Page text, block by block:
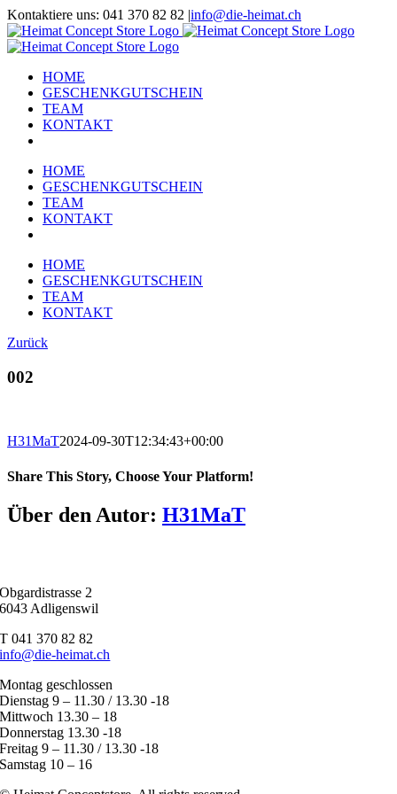
Zum
Inhalt
springen
Kontaktiere uns: 041 370 82 82 |info@die-heimat.ch
Facebook
Instagram
HOME
GESCHENKGUTSCHEIN
TEAM
KONTAKT
HOME
GESCHENKGUTSCHEIN
TEAM
KONTAKT
HOME
GESCHENKGUTSCHEIN
TEAM
KONTAKT
Zurück
002
H31MaT2024-09-30T12:34:43+00:00
Share This Story, Choose Your Platform!
Facebook
X
Reddit
LinkedIn
Tumblr
Pinterest
Vk
E-
Mail
Über den Autor: H31MaT
Obgardistrasse 2
6043 Adligenswil
T 041 370 82 82
info@die-heimat.ch
Montag geschlossen
Dienstag 9 – 11.30 / 13.30 -18
Mittwoch 13.30 – 18
Donnerstag 13.30 -18
Freitag 9 – 11.30 / 13.30 -18
Samstag 10 – 16